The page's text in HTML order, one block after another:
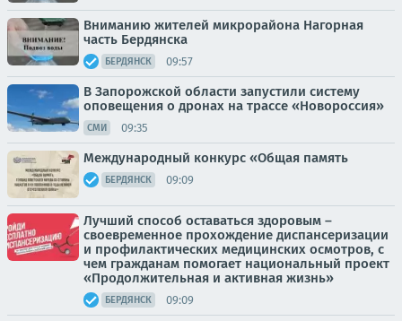
Вниманию жителей микрорайона Нагорная
часть Бердянска
БЕРДЯНСК 09:57
В Запорожской области запустили систему
оповещения о дронах на трассе «Новороссия»
СМИ 09:35
Международный конкурс «Общая память
БЕРДЯНСК 09:09
Лучший способ оставаться здоровым –
своевременное прохождение диспансеризации
и профилактических медицинских осмотров, с
чем гражданам помогает национальный проект
«Продолжительная и активная жизнь»
БЕРДЯНСК 09:09